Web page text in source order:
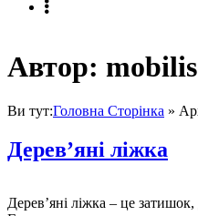
Автор:
Ви тут:Головна Сторінка »
Дерев’яні ліжка
Дерев’яні ліжка – це затишок,